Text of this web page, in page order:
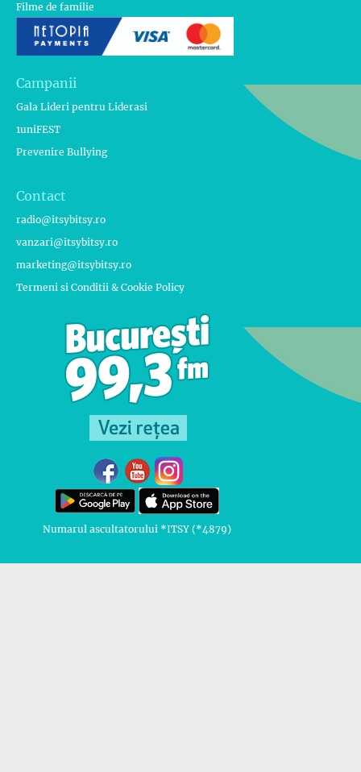
Filme de familie
Campanii
Gala Lideri pentru Liderasi
1uniFEST
Prevenire Bullying
Contact
radio@itsybitsy.ro
vanzari@itsybitsy.ro
marketing@itsybitsy.ro
Termeni si Conditii & Cookie Policy
Numarul ascultatorului *ITSY (*4879)